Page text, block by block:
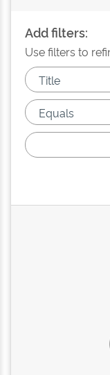
Add filters:
Use filters to